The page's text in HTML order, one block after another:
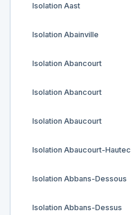
Isolation Aast
Isolation Abainville
Isolation Abancourt
Isolation Abancourt
Isolation Abaucourt
Isolation Abaucourt-
Isolation Abbans-Dessous
Isolation Abbans-Dessus